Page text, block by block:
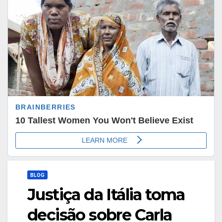
BLOG
Justiça da Itália toma
decisão sobre Carla